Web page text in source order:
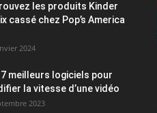
les produits Kinder
cassé chez Pop’s America
2024
7 meilleurs logiciels pour
la vitesse d’une vidéo
2023